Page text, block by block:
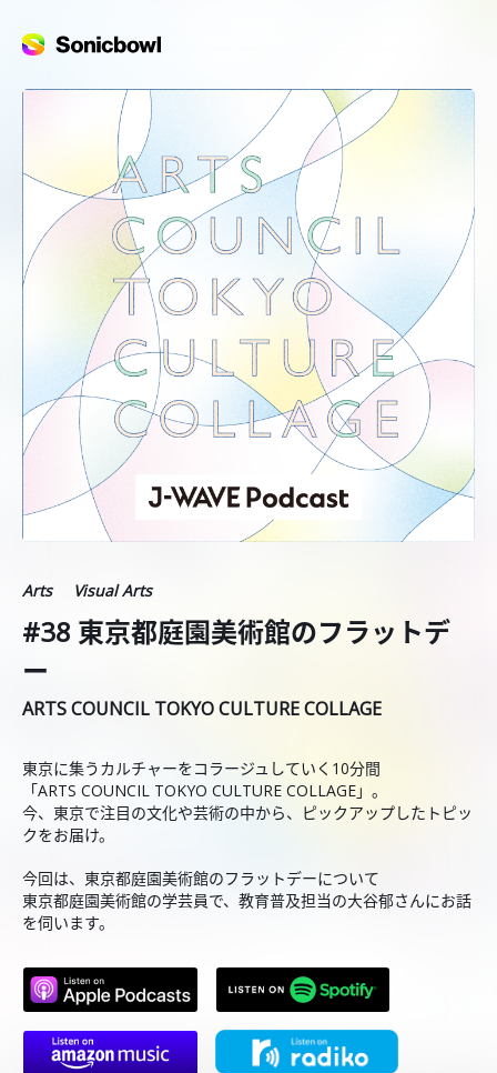
Arts Visual Arts
#38 東京都庭園美術館のフラットデ
ー
ARTS COUNCIL TOKYO CULTURE COLLAGE
東京に集うカルチャーをコラージュしていく10分間
「ARTS COUNCIL TOKYO CULTURE COLLAGE」。
今、東京で注目の文化や芸術の中から、ピックアップしたトピッ
クをお届け。
今回は、東京都庭園美術館のフラットデーについて
東京都庭園美術館の学芸員で、教育普及担当の大谷郁さんにお話
を伺います。